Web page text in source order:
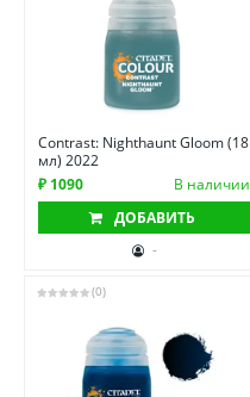
Contrast: Nighthaunt Gloom (18
мл) 2022
₽ 1090
В наличии
ДОБАВИТЬ
-
(0)